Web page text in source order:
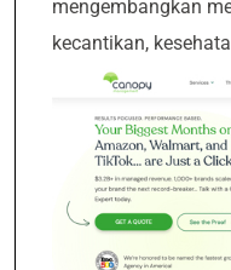
mengembangkan
kecantikan,